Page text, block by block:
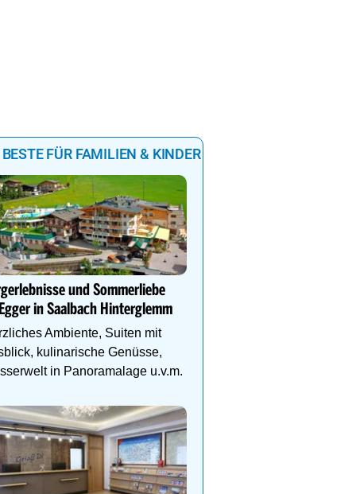
FÜR FAMILIEN & KINDER
und Sommerliebe
in Saalbach Hinterglemm
Ambiente, Suiten mit
kulinarische Genüsse,
in Panoramalage u.v.m.